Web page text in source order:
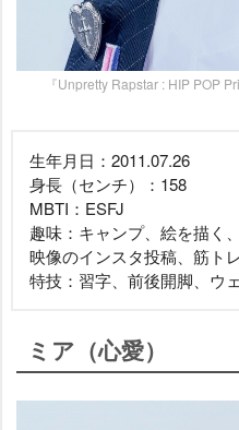
『Unpretty Rapstar : HIP POP
生年月日：2011.07.26
身長（センチ）：158
MBTI：ESFJ
趣味：キャンプ、絵を描く
映像のインスタ投稿、筋ト
特技：習字、前後開脚、ウ
ミア（心愛）